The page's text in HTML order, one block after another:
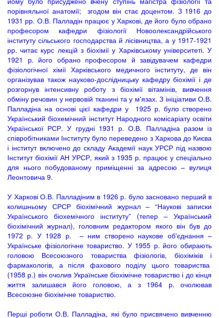
порівняльної анатомії; згодом він стає доцентом. З 1916 до
1931 рр. О.В. Палладін працює у Харкові, де його було обрано
професором кафедри фізіології Новоолександрійського
інституту сільського господарства й лісівництва, а у 1917-1921
рр. читає курс лекцій з біохімії у Харківському університеті. У
1921 р. його обрано професором й завідувачем кафедри
фізіологічної хімії Харківського медичного інституту, де він
організував також науково-дослідницьку кафедру біохімії і де
розгорнув інтенсивну роботу з біохімії вітамінів, вивчення
обміну речовин у нервовій тканині та у м'язах. З ініціативи О.В.
Палладіна на основі цієї кафедри у 1925 р. було створено
Український біохемічний інститут Народного комісаріату освіти
Української РСР. У грудні 1931 р. О.В. Палладіна разом із
співробітниками Інституту було переведено з Харкова до Києва
і інститут включено до складу Академії наук УРСР під назвою
Інститут біохімії АН УРСР, який з 1935 р. працює у спеціально
для нього побудованому приміщенні за адресою – вулиця
Леонтовича 9.
У Харкові О.В. Палладіним в 1926 р. було засновано перший в
колишньому СРСР біохімічний журнал – “Наукові записки
Українського біохемічного інституту” (тепер – Український
біохімічний журнал), головним редактором якого він був до
1972 р. У 1928 р. – ним створено наукове об'єднання –
Українське фізіологічне товариство. У 1955 р. його обирають
головою Всесоюзного товариства фізіологів, біохіміків і
фармакологів, а після фахового поділу цього товариства
(1958 р.) він очолив Українське біохімічне товариство і до кінця
життя залишався його головою, а з 1964 р. очолював
Всесоюзне біохімічне товариство.
Перші роботи О.В. Палладіна, які було присвячено вивченню